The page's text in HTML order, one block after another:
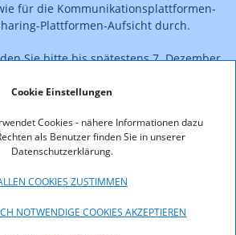
Cookie Einstellungen
Cookies - nähere Informationen dazu
als Benutzer finden Sie in unserer
Datenschutzerklärung.
COOKIES ZUSTIMMEN
NOTWENDIGE COOKIES AKZEPTIEREN
für die Kommunikationsplattformen-
Plattformen-Aufsicht durch.
Sie bitte bis spätestens 7. Dezember
Budget 2022“ an
Regulierungs-GmbH
79